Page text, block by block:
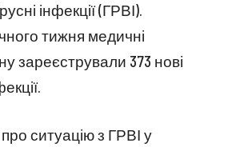
інфекції (ГРВІ).
тижня медичні
зареєстрували 373 нові
ситуацію з ГРВІ у